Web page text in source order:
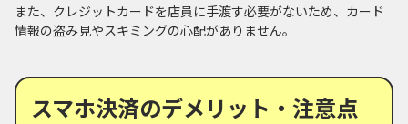
また、クレジットカードを店員に手渡す必要がないため、カード
情報の盗み見やスキミングの心配がありません。
スマホ決済のデメリット・注意点